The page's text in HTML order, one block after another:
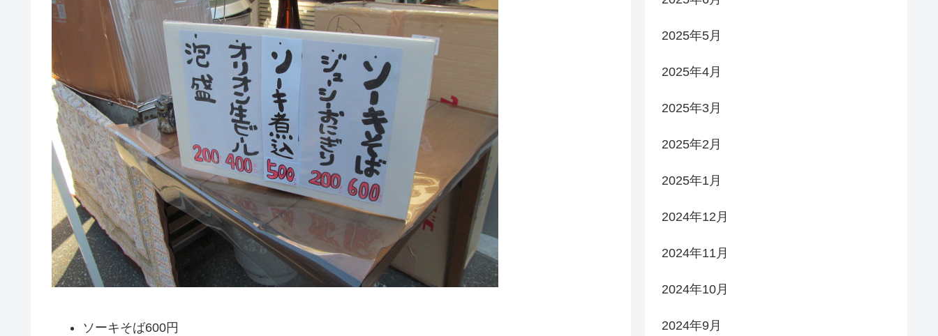
ソーキそば600円
2025年5月
2025年4月
2025年3月
2025年2月
2025年1月
2024年12月
2024年11月
2024年10月
2024年9月